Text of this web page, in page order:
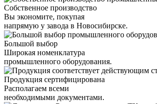
Собственное производство
Вы экономите, покупая
напрямую у завода в Новосибирске.
Большой выбор
Широкая номенклатура
промышленного оборудования.
Продукция сертифицирована
Располагаем всеми
необходимыми документами.